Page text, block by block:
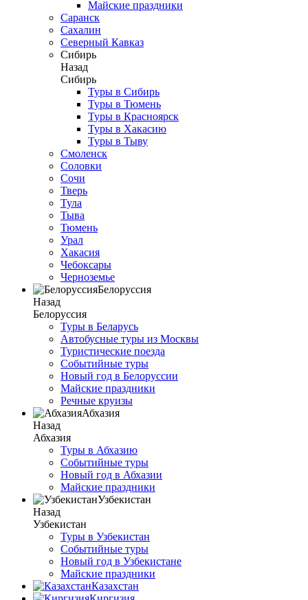
Майские праздники
Саранск
Сахалин
Северный Кавказ
Сибирь
Назад
Сибирь
Туры в Сибирь
Туры в Тюмень
Туры в Красноярск
Туры в Хакасию
Туры в Тыву
Смоленск
Соловки
Сочи
Тверь
Тула
Тыва
Тюмень
Урал
Хакасия
Чебоксары
Черноземье
Белоруссия
Назад
Белоруссия
Туры в Беларусь
Автобусные туры из Москвы
Туристические поезда
Событийные туры
Новый год в Белоруссии
Майские праздники
Речные круизы
Абхазия
Назад
Абхазия
Туры в Абхазию
Событийные туры
Новый год в Абхазии
Майские праздники
Узбекистан
Назад
Узбекистан
Туры в Узбекистан
Событийные туры
Новый год в Узбекистане
Майские праздники
Казахстан